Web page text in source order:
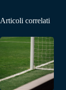
Articoli correlati